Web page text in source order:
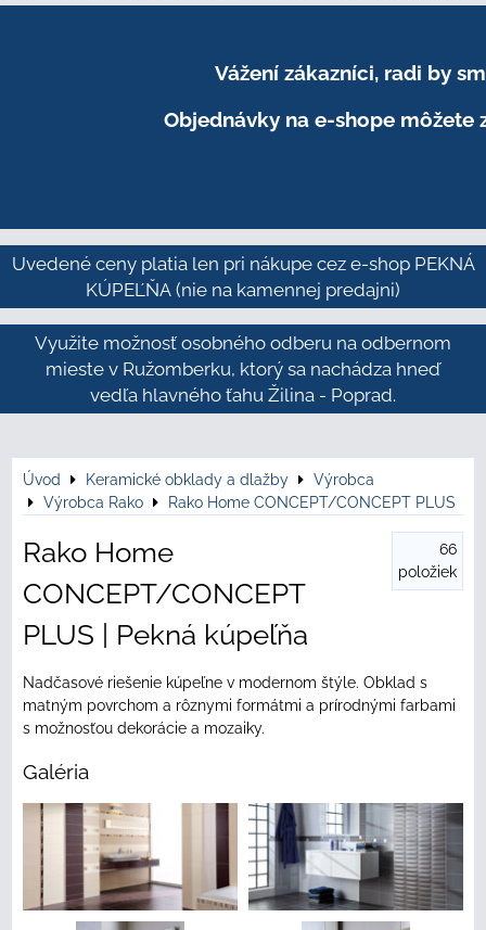
Vážení zákazníci, radi by
Objednávky na e-shope môžete
Uvedené ceny platia len pri nákupe cez e-shop PEKNÁ
KÚPEĽŇA (nie na kamennej predajni)
Využite možnosť osobného odberu na odbernom
mieste v Ružomberku, ktorý sa nachádza hneď
vedľa hlavného ťahu Žilina - Poprad.
Úvod Keramické obklady a dlažby
Výrobca
Výrobca Rako
Rako Home CONCEPT/CONCEPT PLUS
Rako Home
CONCEPT/CONCEPT
PLUS | Pekná kúpeľňa
66
položiek
Nadčasové riešenie kúpeľne v modernom štýle. Obklad s
matným povrchom a rôznymi formátmi a prírodnými farbami
s možnosťou dekorácie a mozaiky.
Galéria